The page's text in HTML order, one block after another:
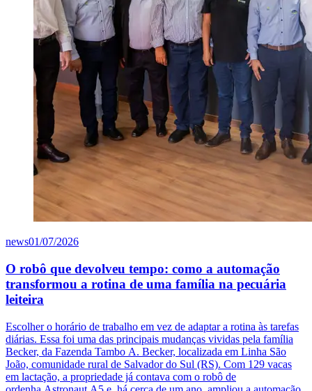
news01/07/2026
O robô que devolveu tempo: como a automação
transformou a rotina de uma família na pecuária
leiteira
Escolher o horário de trabalho em vez de adaptar a rotina às tarefas
diárias. Essa foi uma das principais mudanças vividas pela família
Becker, da Fazenda Tambo A. Becker, localizada em Linha São
João, comunidade rural de Salvador do Sul (RS). Com 129 vacas
em lactação, a propriedade já contava com o robô de